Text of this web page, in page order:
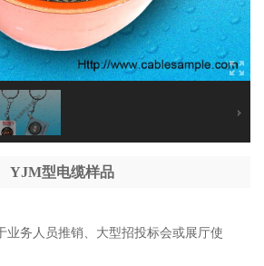
YJM型电缆样品
业务人员推销、大型招投标会或展厅使